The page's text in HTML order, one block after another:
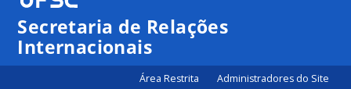
Secretaria de Relações
Internacionais
Área Restrita Administradores do Site